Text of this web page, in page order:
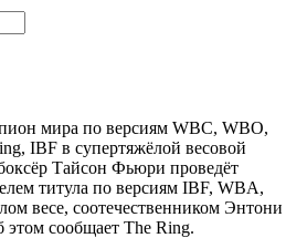
мира по версиям WBC, WBO,
IBF в супертяжёлой весовой
Тайсон Фьюри проведёт
титула по версиям IBF, WBA,
весе, соотечественником Энтони
сообщает The Ring.